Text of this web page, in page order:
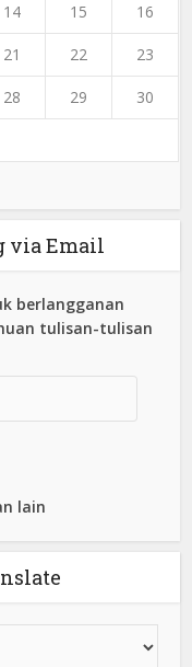
14 15 16
21 22 23
28 29 30
via Email
berlangganan
tulisan-tulisan
lain